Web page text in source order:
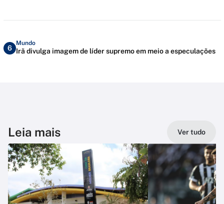
6
Mundo
Irã divulga imagem de líder supremo em meio a especulações
Leia mais Ver tudo